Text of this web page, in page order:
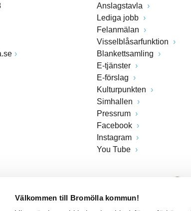
Välkommen till Bromölla kommun!
Anslagstavla
Lediga jobb
Felanmälan
Visselblåsarfunktion
Blankettsamling
E-tjänster
E-förslag
Kulturpunkten
Simhallen
Pressrum
Facebook
Instagram
You Tube